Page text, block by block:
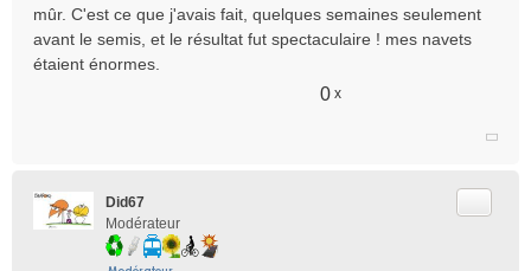
mûr. C'est ce que j'avais fait, quelques semaines seulement
avant le semis, et le résultat fut spectaculaire ! mes navets
étaient énormes.
0 x
Did67
Modérateur